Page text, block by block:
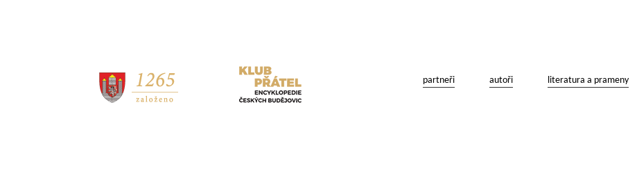
partneři autoři literatura a prameny